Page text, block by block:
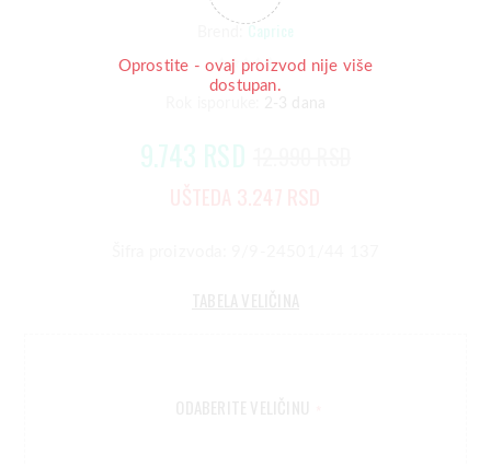
Oprostite - ovaj proizvod nije više
dostupan.
Caprice